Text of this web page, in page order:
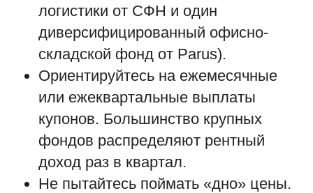
логистики от СФН и один
диверсифицированный офисно-
складской фонд от Parus).
Ориентируйтесь на ежемесячные
или ежеквартальные выплаты
купонов. Большинство крупных
фондов распределяют рентный
доход раз в квартал.
Не пытайтесь поймать «дно» цены.